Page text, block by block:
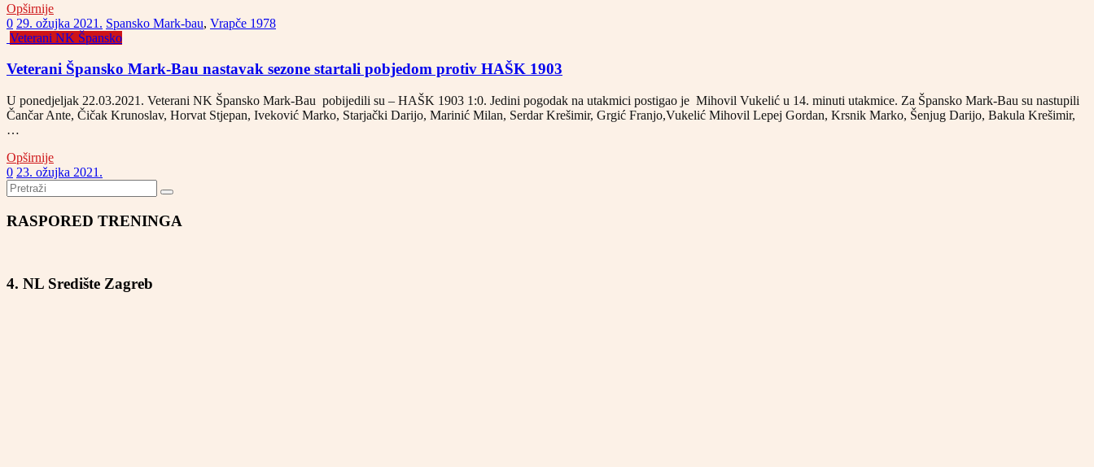
Opširnije
0 29. ožujka 2021. Spansko Mark-bau, Vrapče 1978
Veterani NK Špansko
Veterani Špansko Mark-Bau nastavak sezone startali pobjedom protiv HAŠK 1903
U ponedjeljak 22.03.2021. Veterani NK Špansko Mark-Bau pobijedili su – HAŠK 1903 1:0. Jedini pogodak na utakmici postigao je Mihovil Vukelić u 14. minuti utakmice. Za Špansko Mark-Bau su nastupili
Čančar Ante, Čičak Krunoslav, Horvat Stjepan, Iveković Marko, Starjački Darijo, Marinić Milan, Serdar Krešimir, Grgić Franjo,Vukelić Mihovil Lepej Gordan, Krsnik Marko, Šenjug Darijo, Bakula Krešimir,
…
Opširnije
0 23. ožujka 2021.
RASPORED TRENINGA
4. NL Središte Zagreb